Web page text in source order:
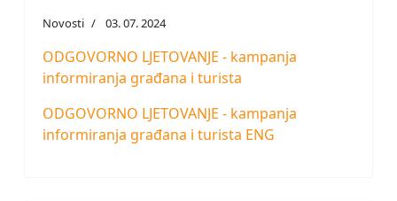
Novosti 03. 07. 2024
ODGOVORNO LJETOVANJE - kampanja
informiranja građana i turista
ODGOVORNO LJETOVANJE - kampanja
informiranja građana i turista ENG